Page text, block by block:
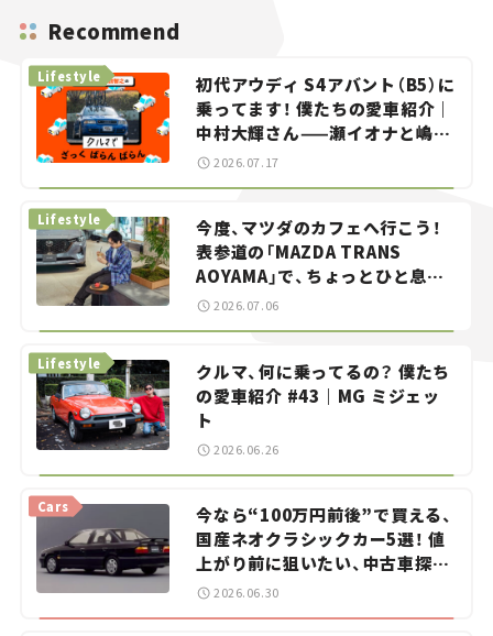
Recommend
初代アウディ S4アバント（B5）に
乗ってます！ 僕たちの愛車紹介｜
中村大輝さん——瀬イオナと嶋田
智之の「クルマでざっくばらんば
Lifestyle
2026.07.17
今度、マツダのカフェへ行こう！
表参道の「MAZDA TRANS
AOYAMA」で、ちょっとひと息。
——連載｜CCGとクルマでどうす
る？＜第13回＞
Lifestyle
2026.07.06
クルマ、何に乗ってるの？ 僕たち
の愛車紹介 #43｜MG ミジェッ
ト
Lifestyle
2026.06.26
今なら“100万円前後”で買える、
国産ネオクラシックカー5選！ 値
上がり前に狙いたい、中古車探し
をお手伝い――ちょっとイケてるマ
イカー選び #02
Cars
2026.06.30